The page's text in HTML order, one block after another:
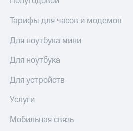
Тарифы для часов и модемов
Для ноутбука мини
Для ноутбука
Для устройств
Услуги
Мобильная связь